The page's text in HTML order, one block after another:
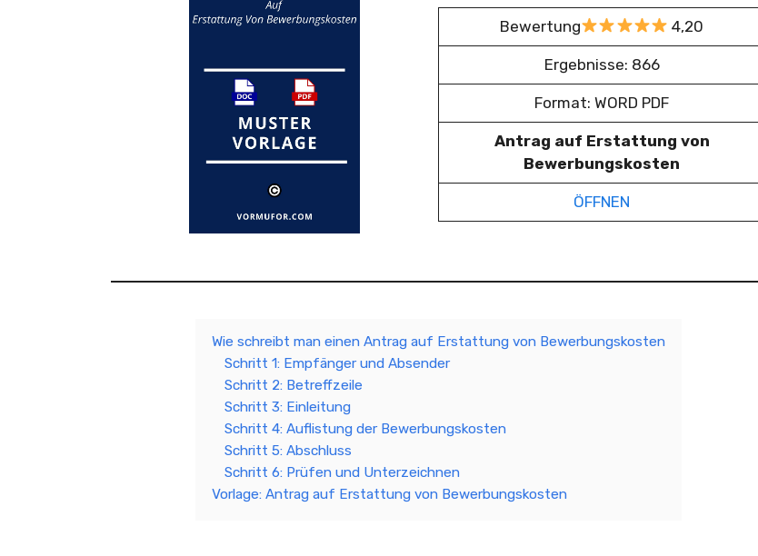
Bewertung 4,20
Ergebnisse: 866
Format: WORD PDF
Antrag auf Erstattung von
Bewerbungskosten
ÖFFNEN
Wie schreibt man einen Antrag auf Erstattung von Bewerbungskosten
Schritt 1: Empfänger und Absender
Schritt 2: Betreffzeile
Schritt 3: Einleitung
Schritt 4: Auflistung der Bewerbungskosten
Schritt 5: Abschluss
Schritt 6: Prüfen und Unterzeichnen
Vorlage: Antrag auf Erstattung von Bewerbungskosten